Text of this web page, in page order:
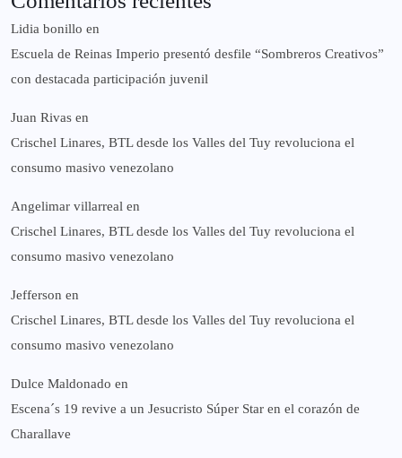
Lidia bonillo en
Escuela de Reinas Imperio presentó desfile “Sombreros Creativos”
con destacada participación juvenil
Juan Rivas en
Crischel Linares, BTL desde los Valles del Tuy revoluciona el
consumo masivo venezolano
Angelimar villarreal en
Crischel Linares, BTL desde los Valles del Tuy revoluciona el
consumo masivo venezolano
Jefferson en
Crischel Linares, BTL desde los Valles del Tuy revoluciona el
consumo masivo venezolano
Dulce Maldonado en
Escena´s 19 revive a un Jesucristo Súper Star en el corazón de
Charallave